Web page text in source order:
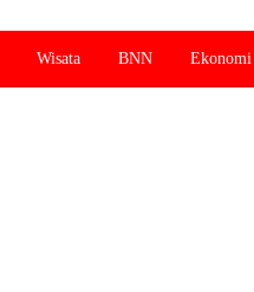
Wisata BNN Ekonomi